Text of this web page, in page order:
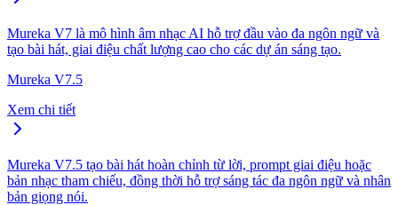
Mureka V7 là mô hình âm nhạc AI hỗ trợ đầu vào đa ngôn ngữ và
tạo bài hát, giai điệu chất lượng cao cho các dự án sáng tạo.
Mureka V7.5
Xem chi tiết
Mureka V7.5 tạo bài hát hoàn chỉnh từ lời, prompt giai điệu hoặc
bản nhạc tham chiếu, đồng thời hỗ trợ sáng tác đa ngôn ngữ và nhân
bản giọng nói.